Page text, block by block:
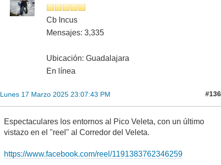
Cb Incus
Mensajes: 3,335
Ubicación: Guadalajara
En línea
Lunes 17 Marzo 2025 23:07:43 PM #136
Espectaculares los entornos al Pico Veleta, con un último
vistazo en el "reel" al Corredor del Veleta.
https://www.facebook.com/reel/1191383762346259